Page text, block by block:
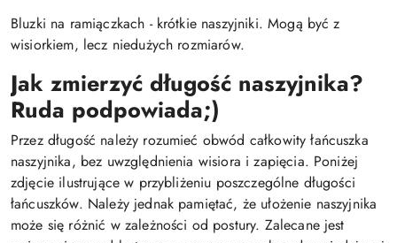
Bluzki na ramiączkach - krótkie naszyjniki. Mogą być z
wisiorkiem, lecz niedużych rozmiarów.
Jak zmierzyć długość naszyjnika?
Ruda podpowiada;)
Przez długość należy rozumieć obwód całkowity łańcuszka
naszyjnika, bez uwzględnienia wisiora i zapięcia. Poniżej
zdjęcie ilustrujące w przybliżeniu poszczególne długości
łańcuszków. Należy jednak pamiętać, że ułożenie naszyjnika
może się różnić w zależności od postury. Zalecane jest